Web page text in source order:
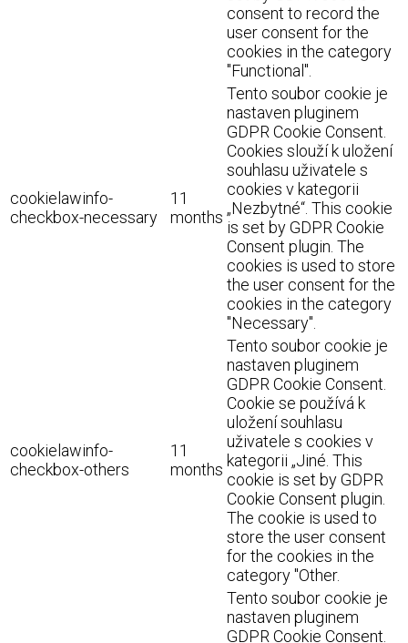
consent to record the
user consent for the
cookies in the category
"Functional".
cookielawinfo-
checkbox-necessary
11
months
Tento soubor cookie je
nastaven pluginem
GDPR Cookie Consent.
Cookies slouží k uložení
souhlasu uživatele s
cookies v kategorii
„Nezbytné“. This cookie
is set by GDPR Cookie
Consent plugin. The
cookies is used to store
the user consent for the
cookies in the category
"Necessary".
cookielawinfo-
checkbox-others
11
months
Tento soubor cookie je
nastaven pluginem
GDPR Cookie Consent.
Cookie se používá k
uložení souhlasu
uživatele s cookies v
kategorii „Jiné. This
cookie is set by GDPR
Cookie Consent plugin.
The cookie is used to
store the user consent
for the cookies in the
category "Other.
Tento soubor cookie je
nastaven pluginem
GDPR Cookie Consent.